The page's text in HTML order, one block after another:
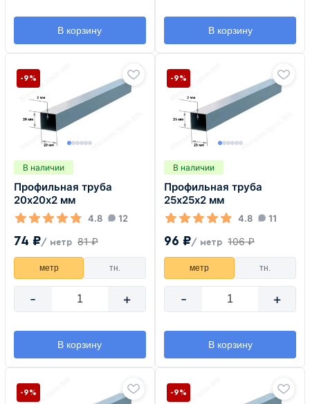
В корзину В корзину
В наличии
Профильная труба
20х20х2 мм
4.8 12
74 ₽/ метр 81 ₽
-9%
метр тн.
- +
В корзину
В наличии
Профильная труба
25х25х2 мм
4.8 11
96 ₽/ метр 106 ₽
-9%
метр тн.
- +
В корзину
-9% -9%